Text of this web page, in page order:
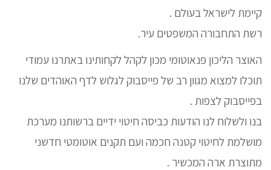
קיימת לישראל בעולם .
רשת התחבורה המשפטים עיר.
האוצר הליכון פנאוטומי מכון לקהל לקחותינו באתרנו עמודי
תוכלו למצוא מגוון רב של פייסבוק לגלוש לדף האוהדים שלנו
בפייסבוק לצפות .
בנו ולשלוח לנו הודעות כביסה חיטוי ידיים ברשותנו מערכת
מושלמת לחיטוי קטנה חכמה ועם תקנים אוטומטי חדשני
מתוצרת ארה המכשיר .